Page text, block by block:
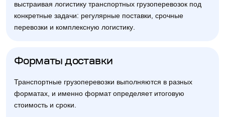
выстраивая логистику транспортных грузоперевозок под
конкретные задачи: регулярные поставки, срочные
перевозки и комплексную логистику.
Форматы доставки
Транспортные грузоперевозки выполняются в разных
форматах, и именно формат определяет итоговую
стоимость и сроки.